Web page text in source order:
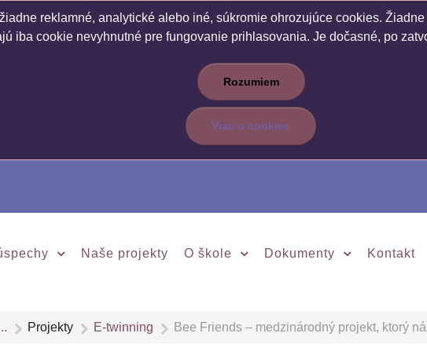
reklamné, analytické alebo iné, súkromie ohrozujúce cookies.
iba cookie nevyhnutné pre fungovanie prihlasovania. Je dočasné, po
Rozumiem
Viac o cookies
Naše projekty O škole Dokumenty Kontakt
Projekty E-twinning Bee Friends – medzinárodný projekt, ktorý